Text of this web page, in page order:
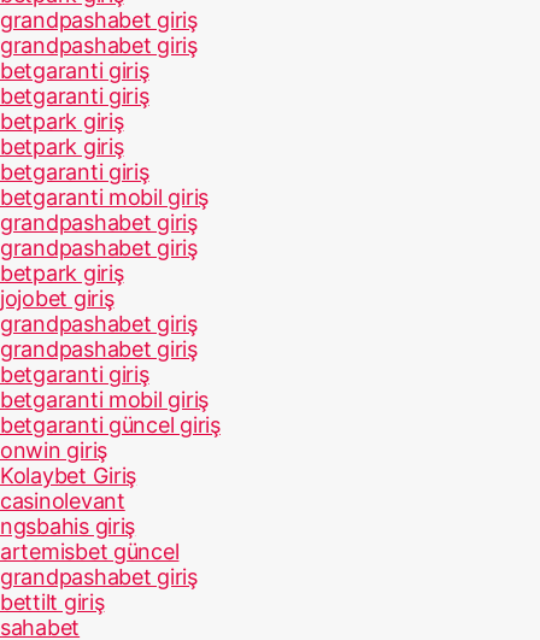
grandpashabet giriş
grandpashabet giriş
betgaranti giriş
betgaranti giriş
betpark giriş
betpark giriş
betgaranti giriş
betgaranti mobil giriş
grandpashabet giriş
grandpashabet giriş
betpark giriş
jojobet giriş
grandpashabet giriş
grandpashabet giriş
betgaranti giriş
betgaranti mobil giriş
betgaranti güncel giriş
onwin giriş
Kolaybet Giriş
casinolevant
ngsbahis giriş
artemisbet güncel
grandpashabet giriş
bettilt giriş
sahabet